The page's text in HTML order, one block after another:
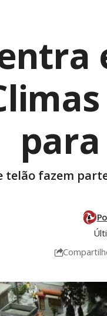
telão fazem